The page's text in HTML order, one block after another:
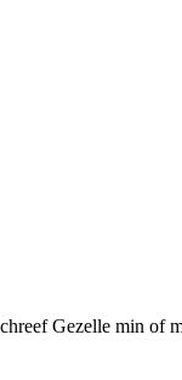
Gezelle min of